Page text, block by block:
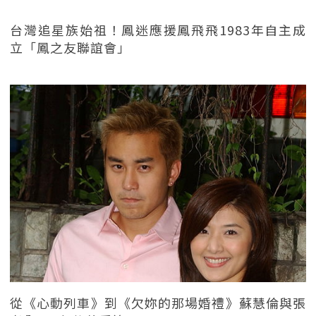
台灣追星族始祖！鳳迷應援鳳飛飛1983年自主成
立「鳳之友聯誼會」
從《心動列車》到《欠妳的那場婚禮》蘇慧倫與張